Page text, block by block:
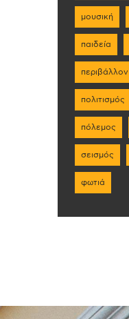
μουσική
παιδεία
περιβάλλον
πολιτισμός
πόλεμος
σεισμός
φωτιά